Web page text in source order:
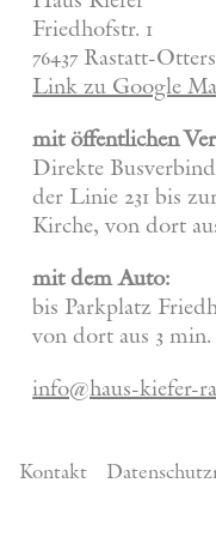
Friedhofstr. 1
76437 Rastatt-
Link zu Google
mit öffentlichen
Direkte
der Linie 231 bis
Kirche, von dort
mit dem Auto:
bis Parkplatz
von dort aus 3
info@haus-kiefer-
Kontakt